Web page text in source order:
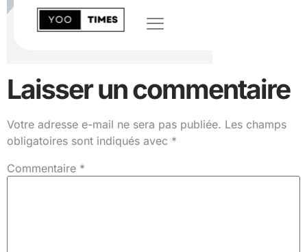
Laisser un commentaire
Votre adresse e-mail ne sera pas publiée. Les champs
obligatoires sont indiqués avec *
Commentaire *